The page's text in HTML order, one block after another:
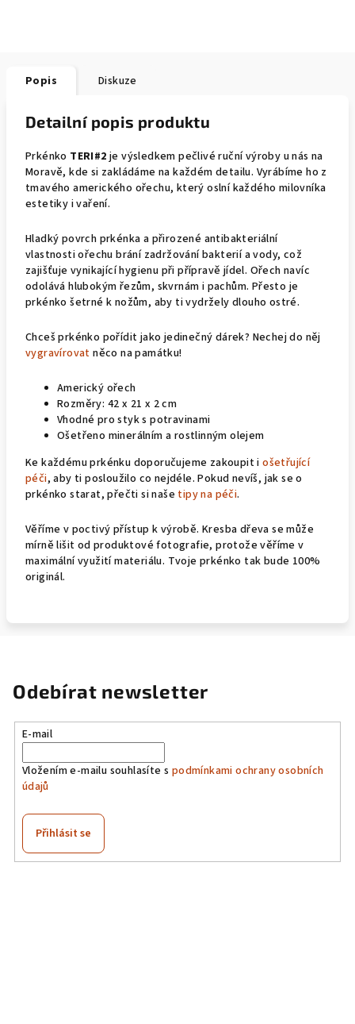
Popis Diskuze
Detailní popis produktu
Prkénko TERI#2 je výsledkem pečlivé ruční výroby u nás na
Moravě, kde si zakládáme na každém detailu. Vyrábíme ho z
tmavého amerického ořechu, který oslní každého milovníka
estetiky i vaření.
Hladký povrch prkénka a přirozené antibakteriální
vlastnosti ořechu brání zadržování bakterií a vody, což
zajišťuje vynikající hygienu při přípravě jídel. Ořech navíc
odolává hlubokým řezům, skvrnám i pachům. Přesto je
prkénko šetrné k nožům, aby ti vydržely dlouho ostré.
Chceš prkénko pořídit jako jedinečný dárek? Nechej do něj
vygravírovat něco na památku!
Americký ořech
Rozměry: 42 x 21 x 2 cm
Vhodné pro styk s potravinami
Ošetřeno minerálním a rostlinným olejem
Ke každému prkénku doporučujeme zakoupit iošetřující
péči, aby ti posloužilo co nejdéle. Pokud nevíš, jak se o
prkénko starat, přečti si naše tipy na péči.
Věříme v poctivý přístup k výrobě. Kresba dřeva se může
mírně lišit od produktové fotografie, protože věříme v
maximální využití materiálu. Tvoje prkénko tak bude 100%
originál.
Odebírat newsletter
E-mail
Vložením e-mailu souhlasíte s podmínkami ochrany osobních
údajů
Přihlásit se